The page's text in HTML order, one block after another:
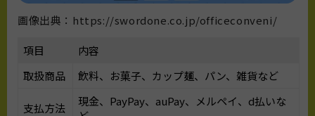
画像出典：https://swordone.co.jp/officeconveni/
項目
内容
取扱商品
飲料、お菓子、カップ麺、パン、雑貨など
支払方法
現金、PayPay、auPay、メルペイ、d払いな